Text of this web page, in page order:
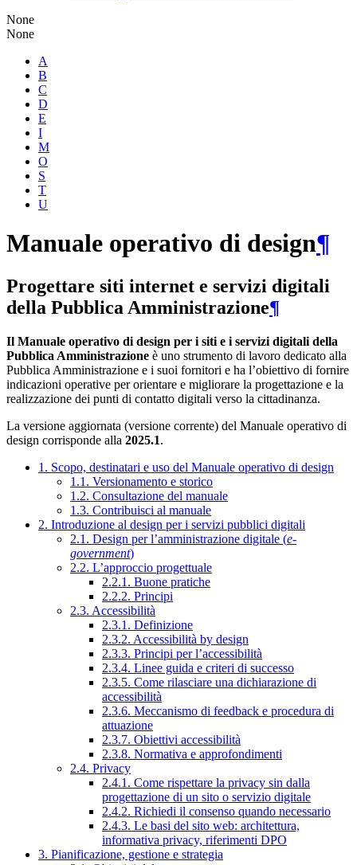
None
None
A
B
C
D
E
I
M
O
S
T
U
Manuale operativo di design¶
Progettare siti internet e servizi digitali
della Pubblica Amministrazione¶
Il Manuale operativo di design per i siti e i servizi digitali della
Pubblica Amministrazione è uno strumento di lavoro dedicato alla
Pubblica Amministrazione e i suoi fornitori e ha l’obiettivo di fornire
indicazioni operative per orientare e migliorare la progettazione e la
realizzazione dei punti di contatto digitali verso la cittadinanza.
La versione aggiornata (versione corrente) del Manuale operativo di
design corrisponde alla 2025.1.
1. Scopo, destinatari e uso del Manuale operativo di design
1.1. Versionamento e storico
1.2. Consultazione del manuale
1.3. Contribuisci al manuale
2. Introduzione al design per i servizi pubblici digitali
2.1. Design per l’amministrazione digitale (e-
government)
2.2. L’approccio progettuale
2.2.1. Buone pratiche
2.2.2. Principi
2.3. Accessibilità
2.3.1. Definizione
2.3.2. Accessibilità by design
2.3.3. Principi per l’accessibilità
2.3.4. Linee guida e criteri di successo
2.3.5. Come rilasciare una dichiarazione di
accessibilità
2.3.6. Meccanismo di feedback e procedura di
attuazione
2.3.7. Obiettivi accessibilità
2.3.8. Normativa e approfondimenti
2.4. Privacy
2.4.1. Come rispettare la privacy sin dalla
progettazione di un sito o servizio digitale
2.4.2. Richiedi il consenso quando necessario
2.4.3. Le basi del sito web: architettura,
informativa privacy, riferimenti DPO
3. Pianificazione, gestione e strategia